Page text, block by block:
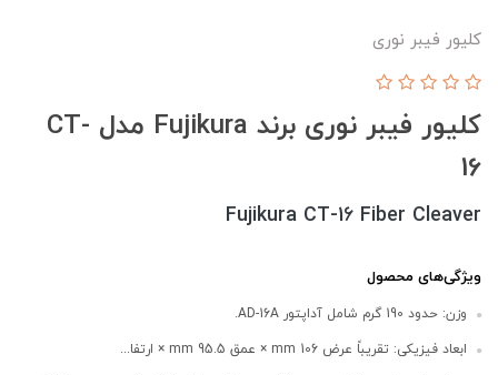
کلیور فیبر نوری
کلیور فیبر نوری برند Fujikura مدل CT-
16
Fujikura CT-16 Fiber Cleaver
ویژگی‌های محصول
وزن: حدود 190 گرم شامل آداپتور AD-16A.
ابعاد فیزیکی: تقریباً عرض 106 mm × عمق 95.5 mm × ارتفا...